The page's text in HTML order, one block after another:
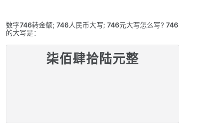
数字746转金额; 746人民币大写; 746元大写怎么写? 746
的大写是：
柒佰肆拾陆元整